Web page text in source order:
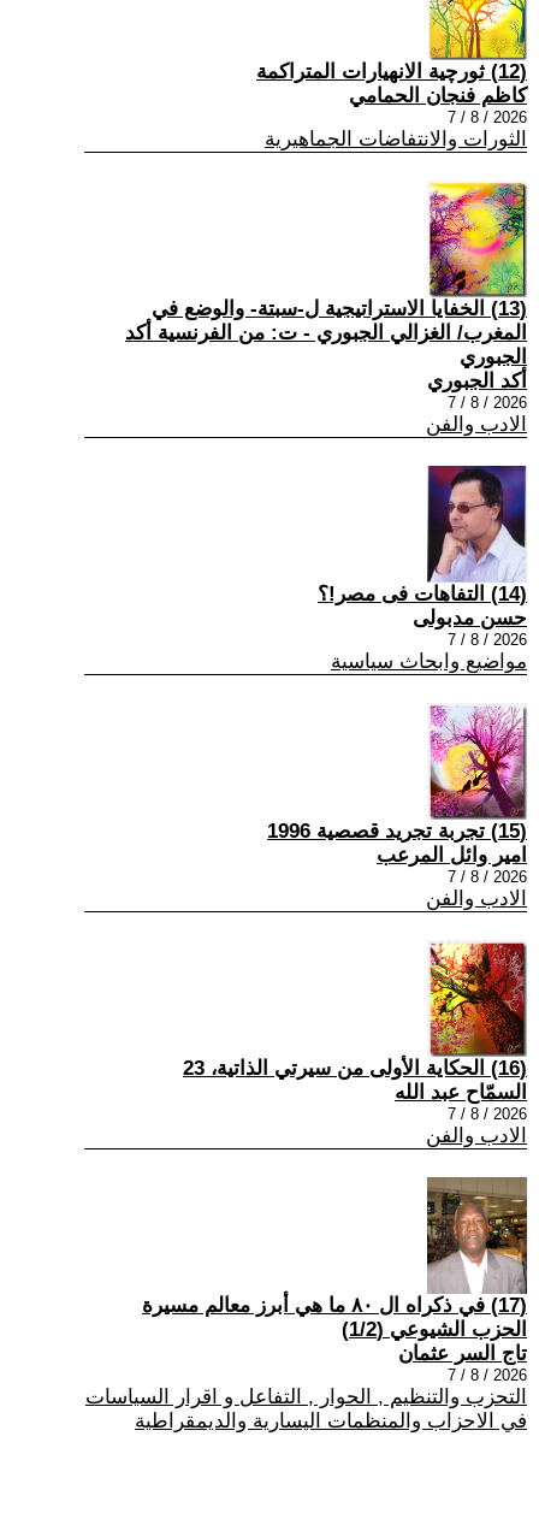
(12) ثورچية الانهيارات المتراكمة
كاظم فنجان الحمامي
2026 / 8 / 7
الثورات والانتفاضات الجماهيرية
(13) الخفايا الاستراتيجية ل-سبتة- والوضع في
المغرب/ الغزالي الجبوري - ت: من الفرنسية أكد
الجبوري
أكد الجبوري
2026 / 8 / 7
الادب والفن
(14) التفاهات فى مصر!؟
حسن مدبولى
2026 / 8 / 7
مواضيع وابحاث سياسية
(15) تجربة تجريد قصصية 1996
امير وائل المرعب
2026 / 8 / 7
الادب والفن
(16) الحكاية الأولى من سيرتي الذاتية، 23
السمّاح عبد الله
2026 / 8 / 7
الادب والفن
(17) في ذكراه ال ٨٠ ما هي أبرز معالم مسيرة
الحزب الشيوعي (1/2)
تاج السر عثمان
2026 / 8 / 7
التحزب والتنظيم , الحوار , التفاعل و اقرار السياسات
في الاحزاب والمنظمات اليسارية والديمقراطية